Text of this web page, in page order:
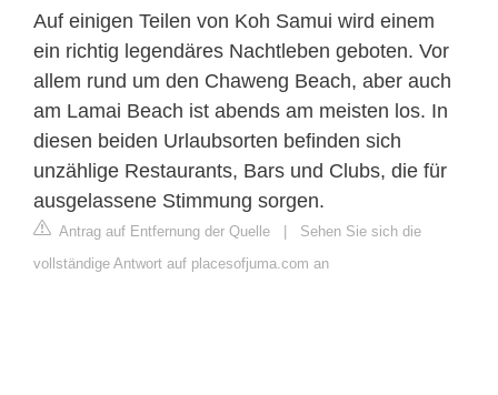
Auf einigen Teilen von Koh Samui wird einem
ein richtig legendäres Nachtleben geboten. Vor
allem rund um den Chaweng Beach, aber auch
am Lamai Beach ist abends am meisten los. In
diesen beiden Urlaubsorten befinden sich
unzählige Restaurants, Bars und Clubs, die für
ausgelassene Stimmung sorgen.
Antrag auf Entfernung der Quelle | Sehen Sie sich die
vollständige Antwort auf placesofjuma.com an